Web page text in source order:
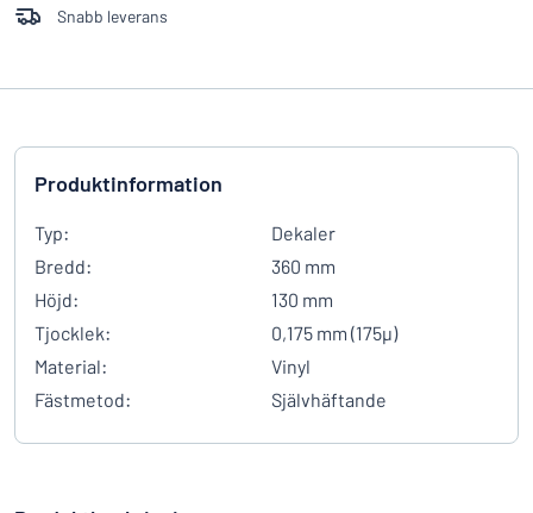
Snabb leverans
Produktinformation
Typ:
Dekaler
Bredd:
360 mm
Höjd:
130 mm
Tjocklek:
0,175 mm (175µ)
Material:
Vinyl
Fästmetod:
Självhäftande